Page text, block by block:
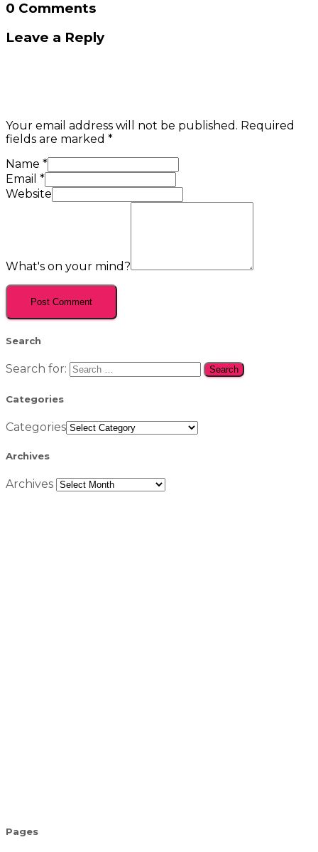
0 Comments
Leave a Reply
Your email address will not be published. Required
fields are marked *
Name *
Email *
Website
What's on your mind?
Search
Search for:
Categories
Categories
Archives
Archives
Pages